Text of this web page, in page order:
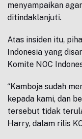
menyampaikan
ditindaklanjuti.
Atas insiden itu,
Indonesia yang
Komite NOC
“Kamboja sudah
kepada kami, dan
tersebut tidak
Harry, dalam rilis